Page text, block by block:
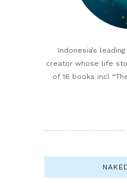
Indonesia’s
creator whose life
of 16 books incl